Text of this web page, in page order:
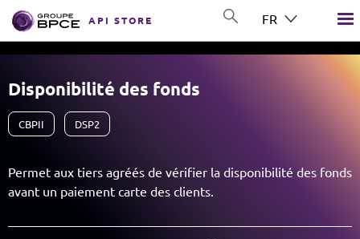
Aller au contenu principal
GROUP BPCE
API STORE FR
Disponibilité des fonds
CBPII DSP2
Permet aux tiers agréés de vérifier la disponibilité des fonds
avant un paiement carte des clients.